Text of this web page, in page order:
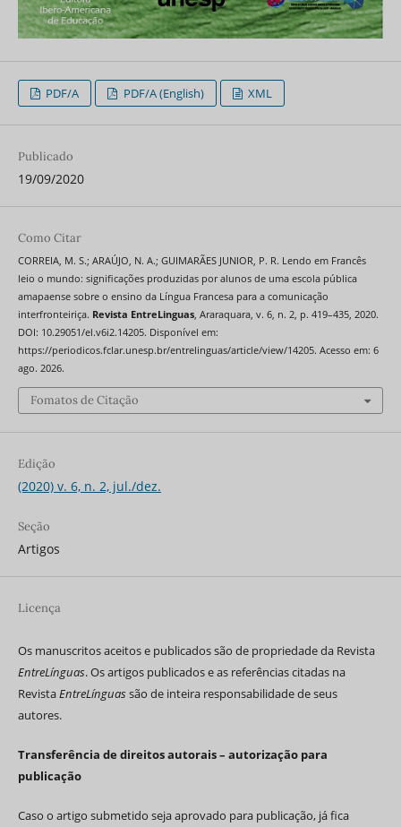
PDF/A PDF/A (English) XML
Publicado
19/09/2020
Como Citar
CORREIA, M. S.; ARAÚJO, N. A.; GUIMARÃES JUNIOR, P. R. Lendo em Francês
leio o mundo: significações produzidas por alunos de uma escola pública
amapaense sobre o ensino da Língua Francesa para a comunicação
interfronteiriça. Revista EntreLinguas, Araraquara, v. 6, n. 2, p. 419–435, 2020.
DOI: 10.29051/el.v6i2.14205. Disponível em:
https://periodicos.fclar.unesp.br/entrelinguas/article/view/14205. Acesso em: 6
ago. 2026.
Fomatos de Citação
Edição
(2020) v. 6, n. 2, jul./dez.
Seção
Artigos
Licença
Os manuscritos aceitos e publicados são de propriedade da Revista
EntreLínguas. Os artigos publicados e as referências citadas na
RevistaEntreLínguas são de inteira responsabilidade de seus
autores.
Transferência de direitos autorais – autorização para
publicação
Caso o artigo submetido seja aprovado para publicação, já fica